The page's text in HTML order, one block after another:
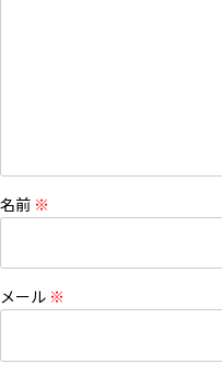
名前 ※
メール ※